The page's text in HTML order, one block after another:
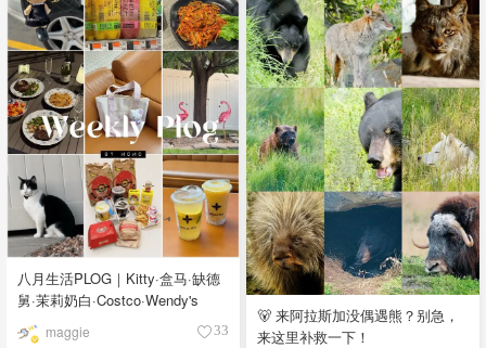
八月生活PLOG｜Kitty·盒马·缺德
舅·茉莉奶白·Costco·Wendy's
maggie 33
🐻 来阿拉斯加没偶遇熊？别急，
来这里补救一下！